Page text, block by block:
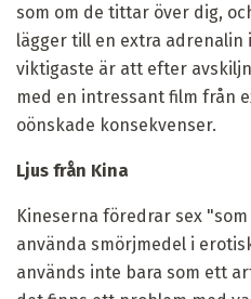
som om de tittar över dig,
lägger till en extra adrenalin
viktigaste är att efter
med en intressant film från
oönskade konsekvenser.
Ljus från Kina
Kineserna föredrar sex
använda smörjmedel i
används inte bara som ett